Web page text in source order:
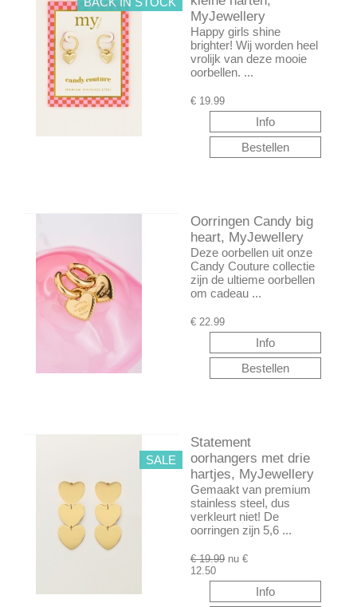
MyJewellery
Happy girls shine
brighter! Wij worden heel
vrolijk van deze mooie
oorbellen. ...
€ 19.99
Oorringen Candy big
heart, MyJewellery
Deze oorbellen uit onze
Candy Couture collectie
zijn de ultieme oorbellen
om cadeau ...
€ 22.99
SALE
Statement
oorhangers met drie
hartjes, MyJewellery
Gemaakt van premium
stainless steel, dus
verkleurt niet! De
oorringen zijn 5,6 ...
€ 19.99 nu €
12.50